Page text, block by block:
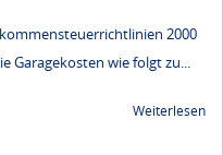
2000
Garagekosten wie folgt zu...
Weiterlesen